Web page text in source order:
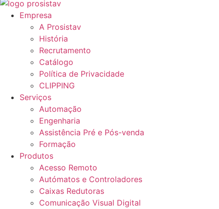
Empresa
A Prosistav
História
Recrutamento
Catálogo
Política de Privacidade
CLIPPING
Serviços
Automação
Engenharia
Assistência Pré e Pós-venda
Formação
Produtos
Acesso Remoto
Autómatos e Controladores
Caixas Redutoras
Comunicação Visual Digital